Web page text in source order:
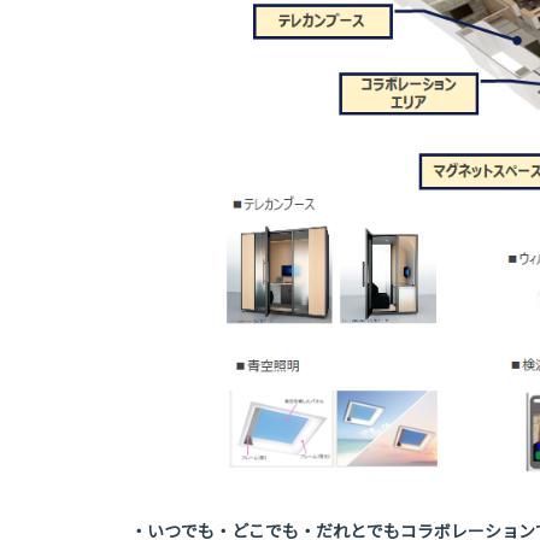
・いつでも・どこでも・だれとでもコラボレーション